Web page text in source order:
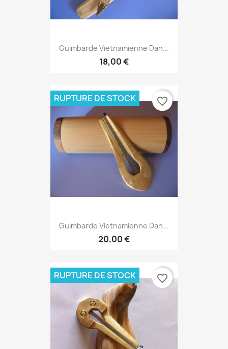
Guimbarde Vietnamienne Dan...
18,00 €
Guimbarde Vietnamienne Dan...
20,00 €
RUPTURE DE STOCK favorite_border
RUPTURE DE STOCK favorite_border